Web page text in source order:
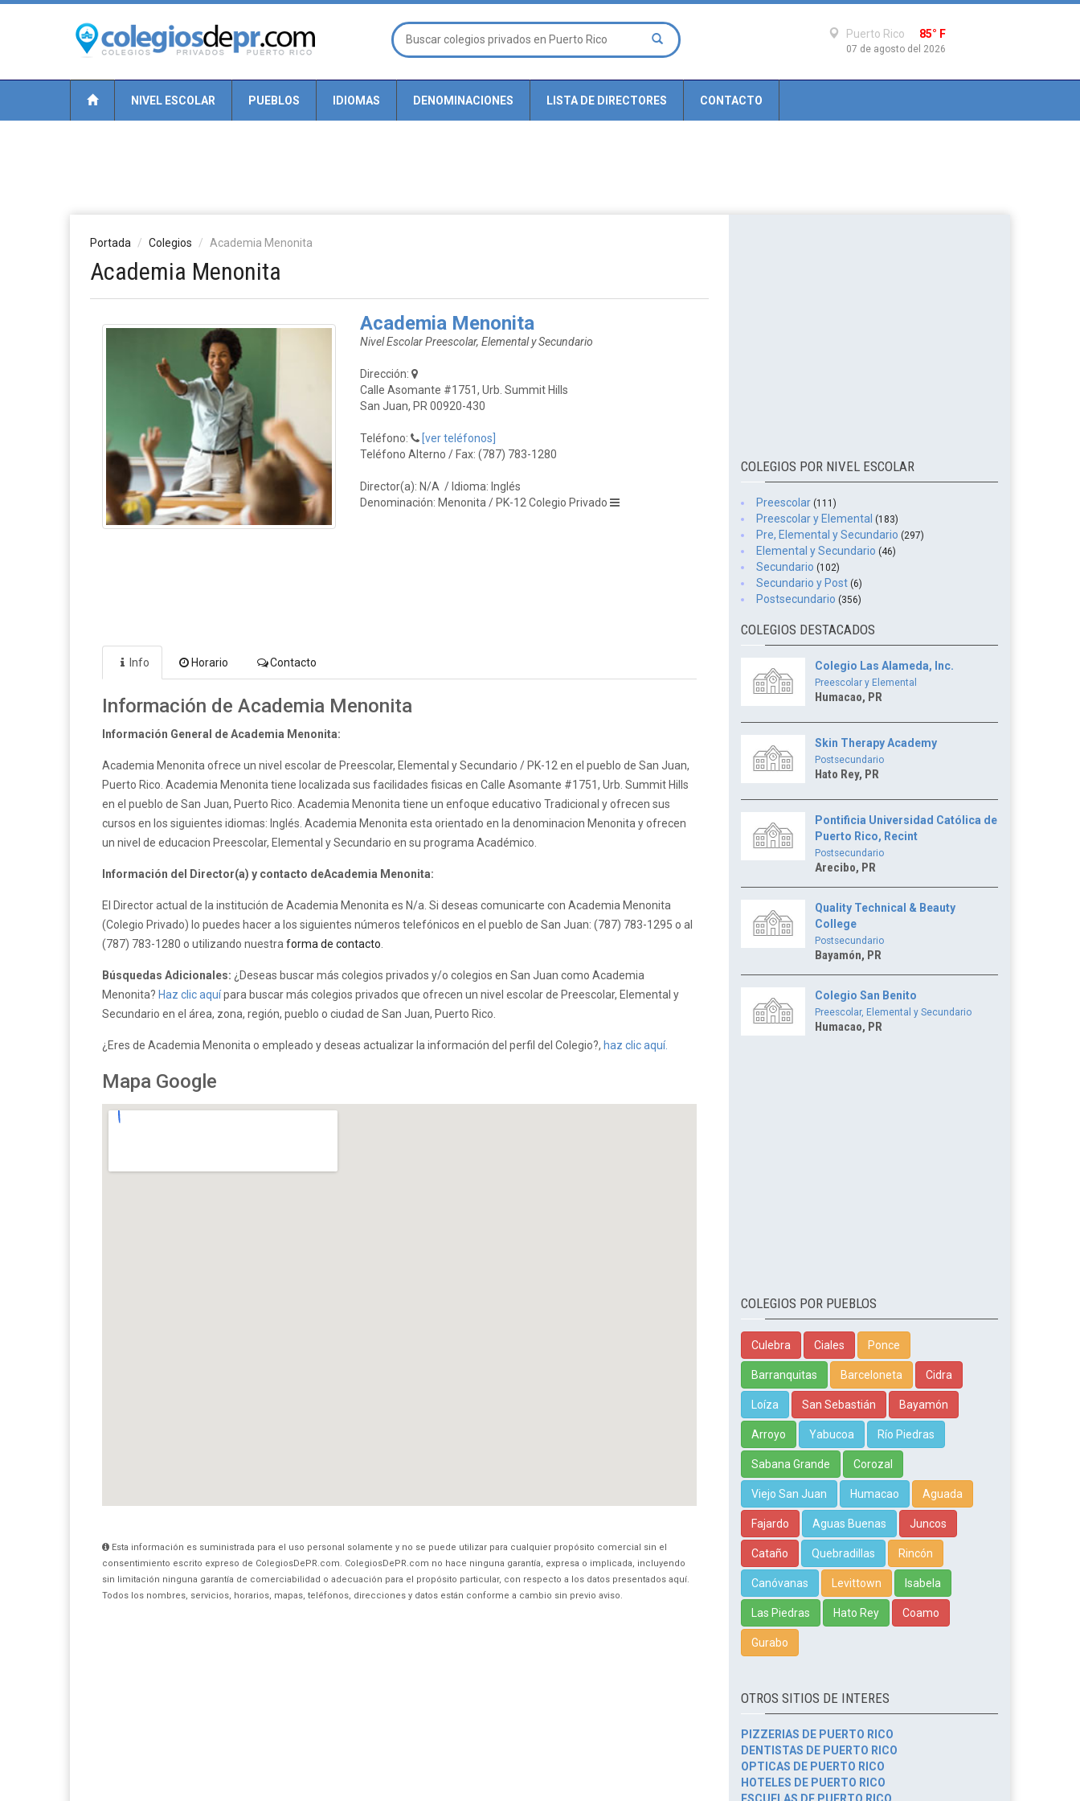
Puerto Rico 85° F
07 de agosto del 2026
NIVEL ESCOLAR PUEBLOS IDIOMAS DENOMINACIONES LISTA DE DIRECTORES CONTACTO
Portada Colegios Academia Menonita
Academia Menonita
Academia Menonita
Nivel Escolar Preescolar, Elemental y Secundario
Dirección:
Calle Asomante #1751, Urb. Summit Hills
San Juan, PR 00920-430
Teléfono:
[ver teléfonos]
Teléfono Alterno / Fax: (787) 783-1280
Director(a): N/A / Idioma: Inglés
Denominación: Menonita / PK-12 Colegio Privado
Info Horario Contacto
Información de Academia Menonita
Información General de Academia Menonita:
Academia Menonita ofrece un nivel escolar de Preescolar, Elemental y Secundario / PK-12 en el pueblo de San Juan,
Puerto Rico. Academia Menonita tiene localizada sus facilidades fisicas en Calle Asomante #1751, Urb. Summit Hills
en el pueblo de San Juan, Puerto Rico. Academia Menonita tiene un enfoque educativo Tradicional y ofrecen sus
cursos en los siguientes idiomas: Inglés. Academia Menonita esta orientado en la denominacion Menonita y ofrecen
un nivel de educacion Preescolar, Elemental y Secundario en su programa Académico.
Información del Director(a) y contacto deAcademia Menonita:
El Director actual de la institución de Academia Menonita es N/a. Si deseas comunicarte con Academia Menonita
(Colegio Privado) lo puedes hacer a los siguientes números telefónicos en el pueblo de San Juan: (787) 783-1295 o al
(787) 783-1280 o utilizando nuestra forma de contacto
Búsquedas Adicionales: ¿Deseas buscar más colegios privados y/o colegios en San Juan como Academia
Menonita? Haz clic aquípara buscar más colegios privados que ofrecen un nivel escolar de Preescolar, Elemental y
Secundario en el área, zona, región, pueblo o ciudad de San Juan, Puerto Rico.
¿Eres de Academia Menonita o empleado y deseas actualizar la información del perfil del Colegio?, haz clic aquí.
Mapa Google
Esta información es suministrada para el uso personal solamente y no se puede utilizar para cualquier propósito comercial sin el
consentimiento escrito expreso de ColegiosDePR.com. ColegiosDePR.com no hace ninguna garantía, expresa o implicada, incluyendo
sin limitación ninguna garantía de comerciabilidad o adecuación para el propósito particular, con respecto a los datos presentados aquí.
Todos los nombres, servicios, horarios, mapas, teléfonos, direcciones y datos están conforme a cambio sin previo aviso.
COLEGIOS POR NIVEL ESCOLAR
Preescolar (111)
Preescolar y Elemental (183)
Pre, Elemental y Secundario (297)
Elemental y Secundario (46)
Secundario (102)
Secundario y Post (6)
Postsecundario (356)
COLEGIOS DESTACADOS
Colegio Las Alameda, Inc.
Preescolar y Elemental
Humacao, PR
Skin Therapy Academy
Postsecundario
Hato Rey, PR
Pontificia Universidad Católica de
Puerto Rico, Recint
Postsecundario
Arecibo, PR
Quality Technical & Beauty
College
Postsecundario
Bayamón, PR
Colegio San Benito
Preescolar, Elemental y Secundario
Humacao, PR
COLEGIOS POR PUEBLOS
Culebra Ciales Ponce
Barranquitas Barceloneta Cidra
Loíza San Sebastián Bayamón
Arroyo Yabucoa Río Piedras
Sabana Grande Corozal
Viejo San Juan Humacao Aguada
Fajardo Aguas Buenas Juncos
Cataño Quebradillas Rincón
Canóvanas Levittown Isabela
Las Piedras Hato Rey Coamo
Gurabo
OTROS SITIOS DE INTERES
PIZZERIAS DE PUERTO RICO
DENTISTAS DE PUERTO RICO
OPTICAS DE PUERTO RICO
HOTELES DE PUERTO RICO